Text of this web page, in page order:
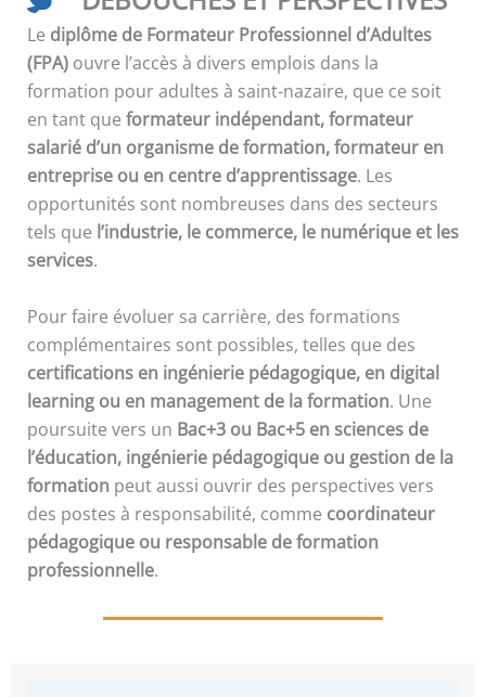
Le diplôme de Formateur Professionnel d’Adultes
(FPA) ouvre l’accès à divers emplois dans la
formation pour adultes à saint-nazaire, que ce soit
en tant que formateur indépendant, formateur
salarié d’un organisme de formation, formateur en
entreprise ou en centre d’apprentissage. Les
opportunités sont nombreuses dans des secteurs
tels que l’industrie, le commerce, le numérique et les
services.
Pour faire évoluer sa carrière, des formations
complémentaires sont possibles, telles que des
certifications en ingénierie pédagogique, en digital
learning ou en management de la formation. Une
poursuite vers un Bac+3 ou Bac+5 en sciences de
l’éducation, ingénierie pédagogique ou gestion de la
formation peut aussi ouvrir des perspectives vers
des postes à responsabilité, comme coordinateur
pédagogique ou responsable de formation
professionnelle.